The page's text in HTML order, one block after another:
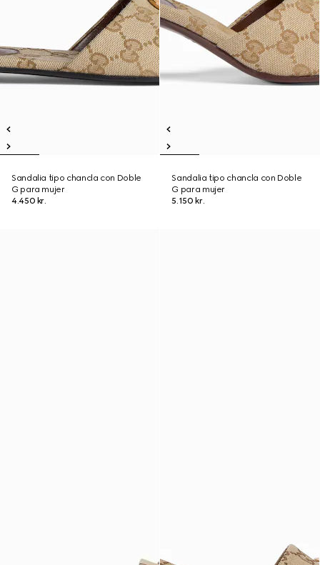
Sandalia tipo chancla con Doble
G para mujer
4.450 kr.
Sandalia tipo chancla con Doble
G para mujer
5.150 kr.